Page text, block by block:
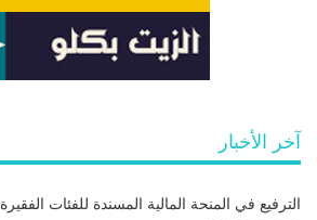
آخر الأخبار
الترفيع في المنحة المالية المسندة للفئات الفقيرة